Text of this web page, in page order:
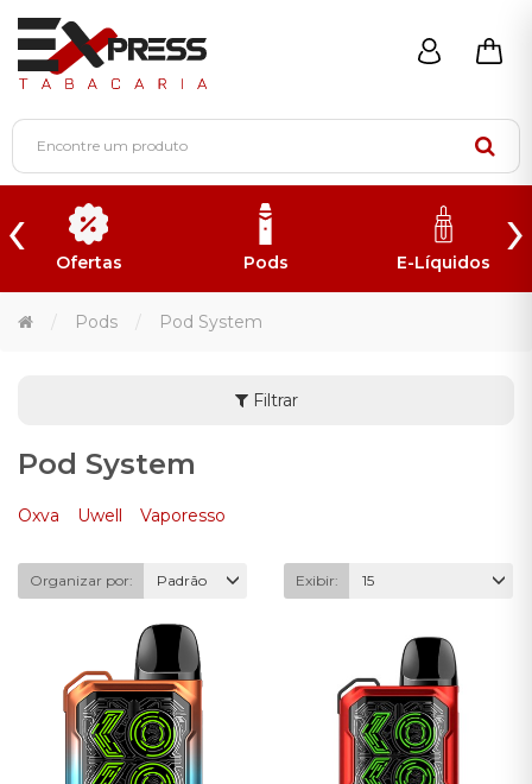
Ofertas Pods E-Líquidos
‹ ›
Pods Pod System
Filtrar
Pod System
Oxva Uwell Vaporesso
Organizar por: Padrão Exibir: 15